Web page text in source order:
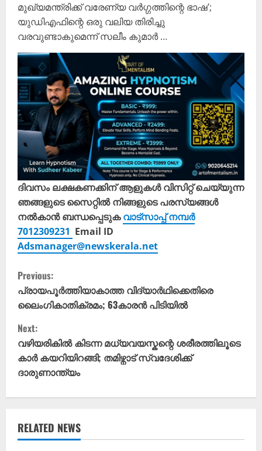
മുഖ്യമന്ത്രിക്ക് വരേണ്യ വർഗ്ഗത്തിന്റെ ഭാഷ’;
യുഡിഎഫിന്റെ ഒരു വലിയ തിരിച്ചു
വരവുണ്ടാകുമെന്ന് സലീം കുമാർ …
ദിവസം ലക്ഷകണക്കിന് ആളുകൾ വിസിറ്റ് ചെയ്യുന്ന
ഞങ്ങളുടെ സൈറ്റിൽ നിങ്ങളുടെ പരസ്യങ്ങൾ
നൽകാൻ ബന്ധപ്പെടുകവാട്സാപ്പ് നമ്പർ
7012309231 Email ID
Adsmanager@newskerala.net
C
o
n
t
i
n
u
e
Previous:
പ്രായപൂർത്തിയാകാത്ത വിദ്യാർഥിക്കെതിരെ
ലൈംഗികാതിക്രമം; 63കാരൻ പിടിയിൽ
Next:
വഴിയരികിൽ കിടന്ന മധ്യവയസ്കന്റെ ശരീരത്തിലൂടെ
കാർ കയറിയിറങ്ങി; തമിഴ്നാട് സ്വദേശിക്ക്
ദാരുണാന്ത്യം
RELATED NEWS